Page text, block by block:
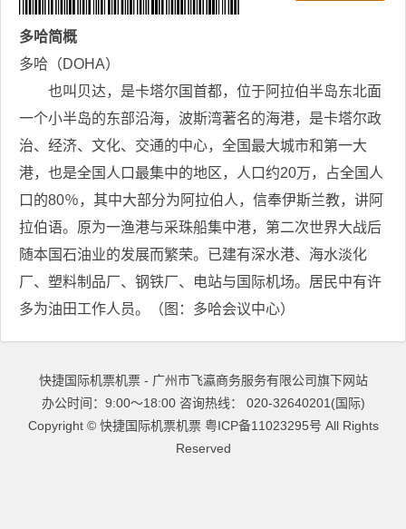
多哈简概
多哈（DOHA）
也叫贝达，是卡塔尔国首都，位于阿拉伯半岛东北面
一个小半岛的东部沿海，波斯湾著名的海港，是卡塔尔政
治、经济、文化、交通的中心，全国最大城市和第一大
港，也是全国人口最集中的地区，人口约20万，占全国人
口的80％，其中大部分为阿拉伯人，信奉伊斯兰教，讲阿
拉伯语。原为一渔港与采珠船集中港，第二次世界大战后
随本国石油业的发展而繁荣。已建有深水港、海水淡化
厂、塑料制品厂、钢铁厂、电站与国际机场。居民中有许
多为油田工作人员。（图：多哈会议中心）
快捷国际机票机票 - 广州市飞瀛商务服务有限公司旗下网站
办公时间：9:00～18:00 咨询热线： 020-32640201(国际)
Copyright © 快捷国际机票机票 粤ICP备11023295号 All Rights
Reserved